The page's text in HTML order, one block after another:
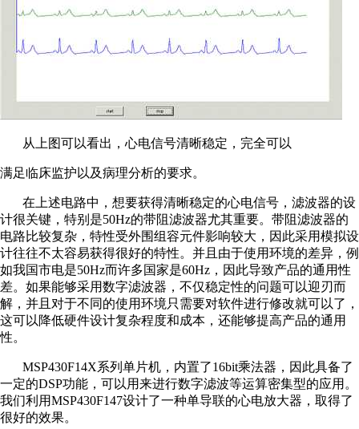
从上图可以看出，心电信号清晰稳定，完全可以
满足临床监护以及病理分析的要求。
在上述电路中，想要获得清晰稳定的心电信号，滤波器的设
计很关键，特别是50Hz的带阻滤波器尤其重要。带阻滤波器的
电路比较复杂，特性受外围组容元件影响较大，因此采用模拟设
计往往不太容易获得很好的特性。并且由于使用环境的差异，例
如我国市电是50Hz而许多国家是60Hz，因此导致产品的通用性
差。如果能够采用数字滤波器，不仅稳定性的问题可以迎刃而
解，并且对于不同的使用环境只需要对软件进行修改就可以了，
这可以降低硬件设计复杂程度和成本，还能够提高产品的通用
性。
MSP430F14X系列单片机，内置了16bit乘法器，因此具备了
一定的DSP功能，可以用来进行数字滤波等运算密集型的应用。
我们利用MSP430F147设计了一种单导联的心电放大器，取得了
很好的效果。